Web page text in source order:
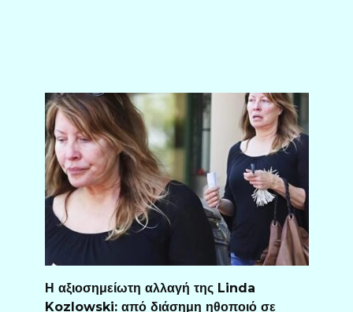
Η αξιοσημείωτη αλλαγή της Linda
Kozlowski: από διάσημη ηθοποιό σε